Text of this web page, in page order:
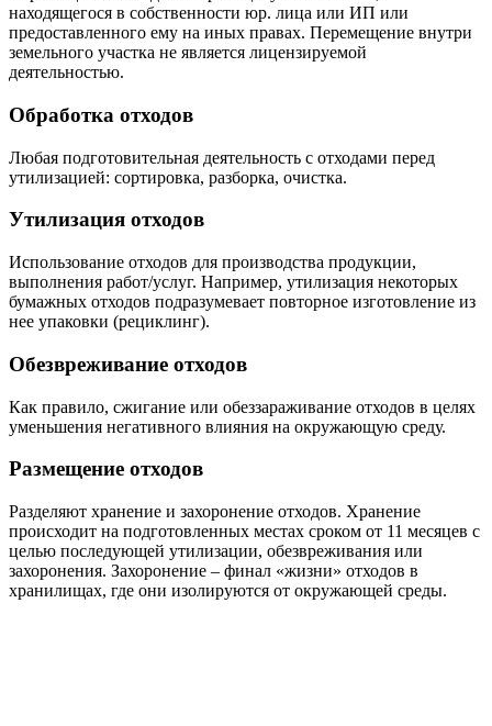
находящегося в собственности юр. лица или ИП или
предоставленного ему на иных правах. Перемещение внутри
земельного участка не является лицензируемой
деятельностью.
Обработка отходов
Любая подготовительная деятельность с отходами перед
утилизацией: сортировка, разборка, очистка.
Утилизация отходов
Использование отходов для производства продукции,
выполнения работ/услуг. Например, утилизация некоторых
бумажных отходов подразумевает повторное изготовление из
нее упаковки (рециклинг).
Обезвреживание отходов
Как правило, сжигание или обеззараживание отходов в целях
уменьшения негативного влияния на окружающую среду.
Размещение отходов
Разделяют хранение и захоронение отходов. Хранение
происходит на подготовленных местах сроком от 11 месяцев с
целью последующей утилизации, обезвреживания или
захоронения. Захоронение – финал «жизни» отходов в
хранилищах, где они изолируются от окружающей среды.